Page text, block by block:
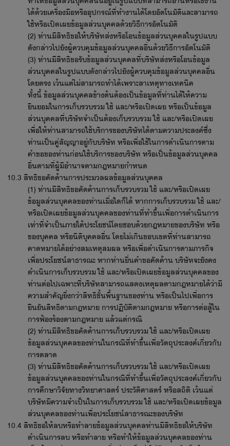
ได้ด้วยเครื่องมือหรืออุปกรณ์ที่ทำงานได้โดยอัตโนมัติและสามารถ
ใช้หรือเปิดเผยข้อมูลส่วนบุคคลด้วยวิธีการอัตโนมัติ
(2) ท่านมีสิทธิขอให้บริษัทส่งหรือโอนข้อมูลส่วนบุคคลในรูปแบบ
ดังกล่าวไปยังผู้ควบคุมข้อมูลส่วนบุคคลอื่นด้วยวิธีการอัตโนมัติ
(3) ท่านมีสิทธิขอรับข้อมูลส่วนบุคคลที่บริษัทส่งหรือโอนข้อมูล
ส่วนบุคคลในรูปแบบดังกล่าวไปยังผู้ควบคุมข้อมูลส่วนบุคคลอื่น
โดยตรง เว้นแต่ไม่สามารถทำได้เพราะสาเหตุทางเทคนิค
ทั้งนี้ ข้อมูลส่วนบุคคลข้างต้นต้องเป็นข้อมูลที่ท่านได้ให้ความ
ยินยอมในการเก็บรวบรวม ใช้ และ/หรือเปิดเผย หรือเป็นข้อมูล
ส่วนบุคคลที่บริษัทจำเป็นต้องเก็บรวบรวม ใช้ และ/หรือเปิดเผย
เพื่อให้ท่านสามารถใช้บริการของบริษัทได้ตามความประสงค์ซึ่ง
ท่านเป็นคู่สัญญาอยู่กับบริษัท หรือเพื่อใช้ในการดำเนินการตาม
คำขอของท่านก่อนใช้บริการของบริษัท หรือเป็นข้อมูลส่วนบุคคล
อื่นตามที่ผู้มีอำนาจตามกฎหมายกำหนด
10.3 สิทธิขอคัดค้านการประมวลผลข้อมูลส่วนบุคคล
(1) ท่านมีสิทธิขอคัดค้านการเก็บรวบรวม ใช้ และ/หรือเปิดเผย
ข้อมูลส่วนบุคคลของท่านเมื่อใดก็ได้ หากการเก็บรวบรวม ใช้ และ/
หรือเปิดเผยข้อมูลส่วนบุคคลของท่านที่ทำขึ้นเพื่อการดำเนินการ
เท่าที่จำเป็นภายใต้ประโยชน์โดยชอบด้วยกฎหมายของบริษัท หรือ
ของบุคคล หรือนิติบุคคลอื่น โดยไม่เกินขอบเขตที่ท่านสามารถ
คาดหมายได้อย่างสมเหตุสมผล หรือเพื่อดำเนินการตามภารกิจ
เพื่อประโยชน์สาธารณะ หากท่านยื่นคำขอคัดค้าน บริษัทจะยังคง
ดำเนินการเก็บรวบรวม ใช้ และ/หรือเปิดเผยข้อมูลส่วนบุคคลของ
ท่านต่อไปเฉพาะที่บริษัทสามารถแสดงเหตุผลตามกฎหมายได้ว่ามี
ความสำคัญยิ่งกว่าสิทธิขั้นพื้นฐานของท่าน หรือเป็นไปเพื่อการ
ยืนยันสิทธิตามกฎหมาย การปฏิบัติตามกฎหมาย หรือการต่อสู้ใน
การฟ้องร้องตามกฎหมาย แล้วแต่กรณี
(2) ท่านมีสิทธิขอคัดค้านการเก็บรวบรวม ใช้ และ/หรือเปิดเผย
ข้อมูลส่วนบุคคลของท่านในกรณีที่ทำขึ้นเพื่อวัตถุประสงค์เกี่ยวกับ
การตลาด
(3) ท่านมีสิทธิขอคัดค้านการเก็บรวบรวม ใช้ และ/หรือเปิดเผย
ข้อมูลส่วนบุคคลของท่านในกรณีที่ทำขึ้นเพื่อวัตถุประสงค์เกี่ยวกับ
การศึกษาวิจัยทางวิทยาศาสตร์ ประวัติศาสตร์ หรือสถิติ เว้นแต่
บริษัทมีความจำเป็นในการเก็บรวบรวม ใช้ และ/หรือเปิดเผยข้อมูล
ส่วนบุคคลของท่านเพื่อประโยชน์สาธารณะของบริษัท
10.4 สิทธิขอให้ลบหรือทำลายข้อมูลส่วนบุคคลท่านมีสิทธิขอให้บริษัท
ดำเนินการลบ หรือทำลาย หรือทำให้ข้อมูลส่วนบุคคลของท่าน